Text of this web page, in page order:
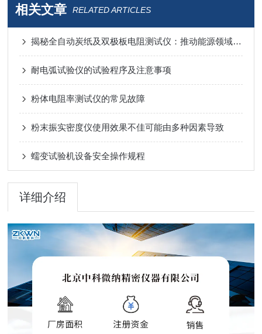
相关文章 RELATED ARTICLES
揭秘全自动炭纸及双极板电阻测试仪：推动能源领域创新的关键力量
耐电弧试验仪的试验程序及注意事项
粉体电阻率测试仪的常见故障
粉末振实密度仪使用效果不佳可能由多种因素导致
蠕变试验机设备安全操作规程
详细介绍